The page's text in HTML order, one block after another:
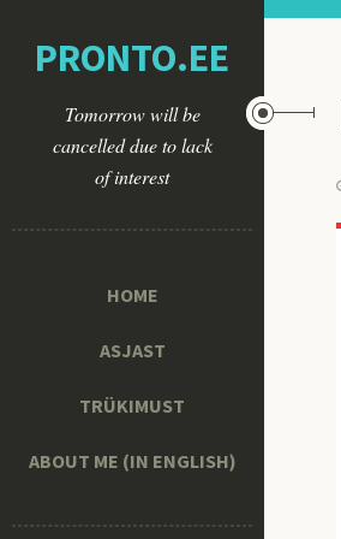
PRONTO.EE
Tomorrow will be
cancelled due to lack
of interest
HOME
ASJAST
TRÜKIMUST
ABOUT ME (IN ENGLISH)